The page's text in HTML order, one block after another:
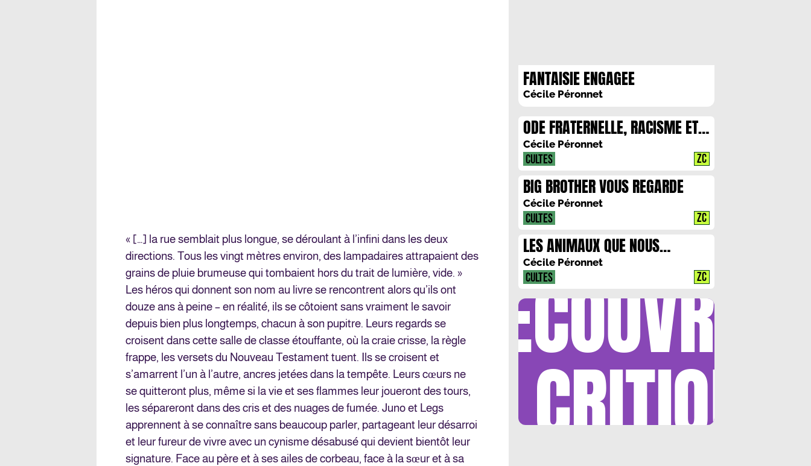
« […] la rue semblait plus longue, se déroulant à l’infini dans les deux
directions. Tous les vingt mètres environ, des lampadaires attrapaient des
grains de pluie brumeuse qui tombaient hors du trait de lumière, vide. »
Les héros qui donnent son nom au livre se rencontrent alors qu’ils ont
douze ans à peine – en réalité, ils se côtoient sans vraiment le savoir
depuis bien plus longtemps, chacun à son pupitre. Leurs regards se
croisent dans cette salle de classe étouffante, où la craie crisse, la règle
frappe, les versets du Nouveau Testament tuent. Ils se croisent et
s’amarrent l’un à l’autre, ancres jetées dans la tempête. Leurs cœurs ne
se quitteront plus, même si la vie et ses flammes leur joueront des tours,
les sépareront dans des cris et des nuages de fumée. Juno et Legs
apprennent à se connaître sans beaucoup parler, partageant leur désarroi
et leur fureur de vivre avec un cynisme désabusé qui devient bientôt leur
signature. Face au père et à ses ailes de corbeau, face à la sœur et à sa
FANTAISIE ENGAGEE
Cécile Péronnet
ODE FRATERNELLE, RACISME ET
HOMOSEXUALITE
Cécile Péronnet
CULTES ZC
BIG BROTHER VOUS REGARDE
Cécile Péronnet
CULTES ZC
LES ANIMAUX QUE NOUS
SOMMES
Cécile Péronnet
CULTES ZC
DÉCOUVRIR
LES